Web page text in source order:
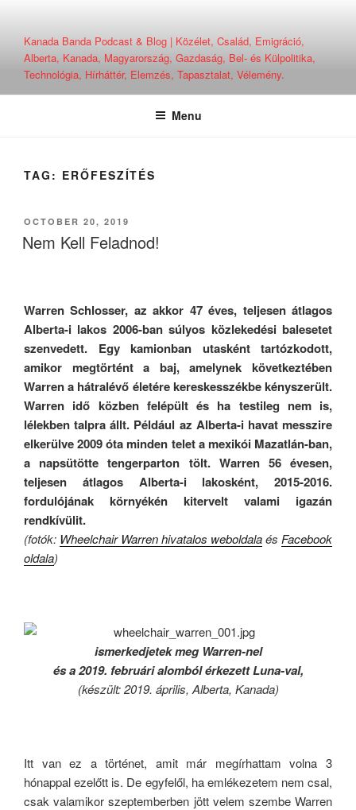
contentKanada Banda Podcast & Blog | Közélet, Család, Emigráció,
Alberta, Kanada, Magyarország, Gazdaság, Bel- és Külpolitika,
Technológia, Hírháttér, Elemzés, Tapasztalat, Vélemény.
Menu
TAG: ERŐFESZÍTÉS
POSTED
ON
OCTOBER 20, 2019
Nem Kell Feladnod!
Warren Schlosser, az akkor 47 éves, teljesen átlagos
Alberta-i lakos 2006-ban súlyos közlekedési balesetet
szenvedett. Egy kamionban utasként tartózkodott,
amikor megtörtént a baj, amelynek következtében
Warren a hátralévő életére kereskesszékbe kényszerült.
Warren idő közben felépült és ha testileg nem is,
lélekben talpra állt. Például az Alberta-i havat messzire
elkerülve 2009 óta minden telet a mexikói Mazatlán-ban,
a napsütötte tengerparton tölt. Warren 56 évesen,
teljesen átlagos Alberta-i lakosként, 2015-2016.
fordulójának környékén kitervelt valami igazán
rendkívülit.
(fotók: Wheelchair Warren hivatalos weboldalaés Facebook
oldala)
ismerkedjetek meg Warren-nel
és a 2019. februári alomból érkezett Luna-val,
(készült: 2019. április, Alberta, Kanada)
Itt van ez a történet, amit már megírhattam volna 3
hónappal ezelőtt is. De egyfelől, ha emlékezetem nem csal,
csak valamikor szeptemberben jött velem szembe Warren